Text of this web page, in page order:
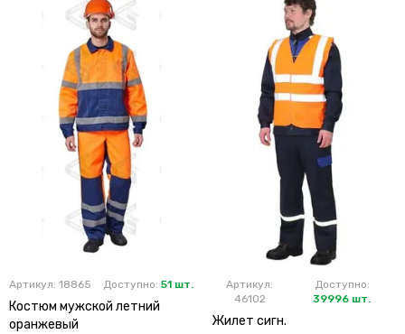
Артикул: 18865 Доступно: 51 шт.
Костюм мужской летний
оранжевый
Артикул:
46102
Доступно:
39996 шт.
Жилет сигн.